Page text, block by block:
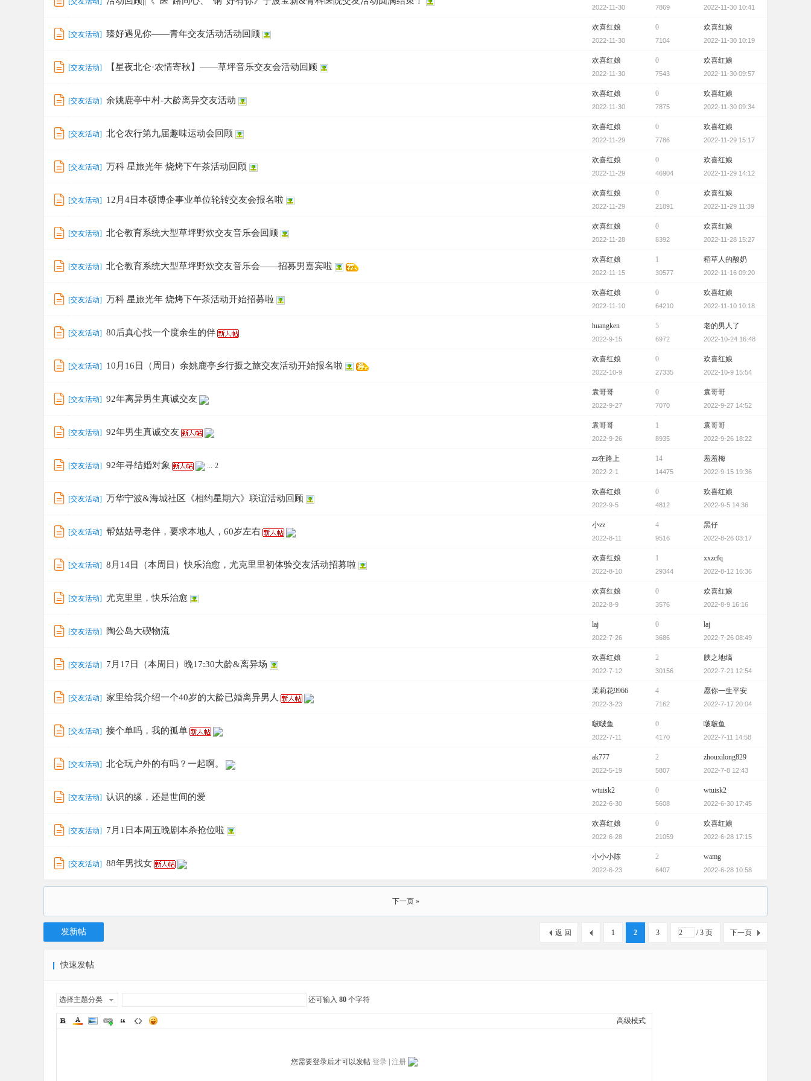
2022-11-30 7869 2022-11-30 10:41
[交友活动] 臻好遇见你——青年交友活动活动回顾
欢喜红娘
2022-11-30
0
7104
欢喜红娘
2022-11-30 10:19
[交友活动] 【星夜北仑·农情寄秋】——草坪音乐交友会活动回顾
欢喜红娘
2022-11-30
0
7543
欢喜红娘
2022-11-30 09:57
[交友活动] 余姚鹿亭中村-大龄离异交友活动
欢喜红娘
2022-11-30
0
7875
欢喜红娘
2022-11-30 09:34
[交友活动] 北仑农行第九届趣味运动会回顾
欢喜红娘
2022-11-29
0
7786
欢喜红娘
2022-11-29 15:17
[交友活动] 万科 星旅光年 烧烤下午茶活动回顾
欢喜红娘
2022-11-29
0
46904
欢喜红娘
2022-11-29 14:12
[交友活动] 12月4日本硕博企事业单位轮转交友会报名啦
欢喜红娘
2022-11-29
0
21891
欢喜红娘
2022-11-29 11:39
[交友活动] 北仑教育系统大型草坪野炊交友音乐会回顾
欢喜红娘
2022-11-28
0
8392
欢喜红娘
2022-11-28 15:27
[交友活动] 北仑教育系统大型草坪野炊交友音乐会——招募男嘉宾啦
欢喜红娘
2022-11-15
1
30577
稻草人的酸奶
2022-11-16 09:20
[交友活动] 万科 星旅光年 烧烤下午茶活动开始招募啦
欢喜红娘
2022-11-10
0
64210
欢喜红娘
2022-11-10 10:18
[交友活动] 80后真心找一个度余生的伴
huangken
2022-9-15
5
6972
老的男人了
2022-10-24 16:48
[交友活动] 10月16日（周日）余姚鹿亭乡行摄之旅交友活动开始报名啦
欢喜红娘
2022-10-9
0
27335
欢喜红娘
2022-10-9 15:54
[交友活动] 92年离异男生真诚交友
袁哥哥
2022-9-27
0
7070
袁哥哥
2022-9-27 14:52
[交友活动] 92年男生真诚交友
袁哥哥
2022-9-26
1
8935
袁哥哥
2022-9-26 18:22
[交友活动] 92年寻结婚对象 ... 2
zz在路上
2022-2-1
14
14475
羞羞梅
2022-9-15 19:36
[交友活动] 万华宁波&海城社区《相约星期六》联谊活动回顾
欢喜红娘
2022-9-5
0
4812
欢喜红娘
2022-9-5 14:36
[交友活动] 帮姑姑寻老伴，要求本地人，60岁左右
小zz
2022-8-11
4
9516
黑仔
2022-8-26 03:17
[交友活动] 8月14日（本周日）快乐治愈，尤克里里初体验交友活动招募啦
欢喜红娘
2022-8-10
1
29344
xxzcfq
2022-8-12 16:36
[交友活动] 尤克里里，快乐治愈
欢喜红娘
2022-8-9
0
3576
欢喜红娘
2022-8-9 16:16
[交友活动] 陶公岛大碶物流
laj
2022-7-26
0
3686
laj
2022-7-26 08:49
[交友活动] 7月17日（本周日）晚17:30大龄&离异场
欢喜红娘
2022-7-12
2
30156
腴之地缟
2022-7-21 12:54
[交友活动] 家里给我介绍一个40岁的大龄已婚离异男人
茉莉花9966
2022-3-23
4
7162
愿你一生平安
2022-7-17 20:04
[交友活动] 接个单吗，我的孤单
啵啵鱼
2022-7-11
0
4170
啵啵鱼
2022-7-11 14:58
[交友活动] 北仑玩户外的有吗？一起啊。
ak777
2022-5-19
2
5807
zhouxilong829
2022-7-8 12:43
[交友活动] 认识的缘，还是世间的爱
wtuisk2
2022-6-30
0
5608
wtuisk2
2022-6-30 17:45
[交友活动] 7月1日本周五晚剧本杀抢位啦
欢喜红娘
2022-6-28
0
21059
欢喜红娘
2022-6-28 17:15
[交友活动] 88年男找女
小小小陈
2022-6-23
2
6407
wamg
2022-6-28 10:58
下一页 »
1 2 3 / 3 页 下一页
返 回
发新帖
快速发帖
选择主题分类 还可输入 80 个字符
高级模式
您需要登录后才可以发帖 登录 注册